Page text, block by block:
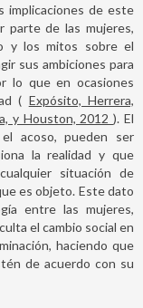
implicaciones de este
parte de las mujeres,
y los mitos sobre el
sus ambiciones para
lo que en ocasiones
( Expósito, Herrera,
y Houston, 2012). El
acoso, pueden ser
la realidad y que
situación de
es objeto. Este dato
entre las mujeres,
el cambio social en
haciendo que
de acuerdo con su